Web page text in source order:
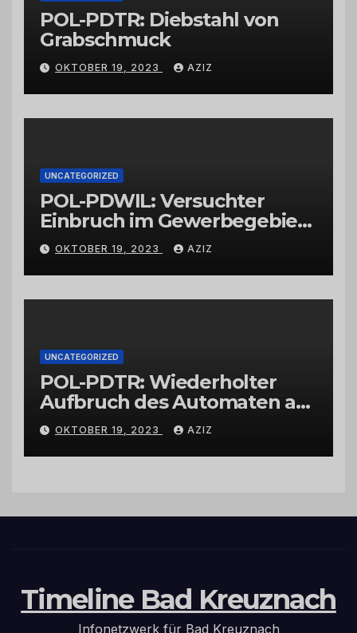
POL-PDTR: Diebstahl von
Grabschmuck
OKTOBER 19, 2023 AZIZ
UNCATEGORIZED
POL-PDWIL: Versuchter
Einbruch im Gewerbegebiet
Wittlich
OKTOBER 19, 2023 AZIZ
UNCATEGORIZED
POL-PDTR: Wiederholter
Aufbruch des Automaten am
Wohnmobilstellplatz in
Hermeskeil am Labachweg
OKTOBER 19, 2023 AZIZ
Timeline Bad Kreuznach
Infonetzwerk für Bad Kreuznach